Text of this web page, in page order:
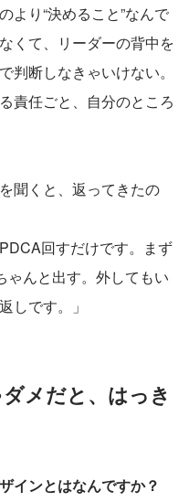
より“決めること”なんで
くて、リーダーの背中を
判断しなきゃいけない。
責任ごと、自分のところ
聞くと、返ってきたの
回すだけです。まず
ゃんと出す。外してもい
しです。」
メだと、はっき
ンとはなんですか？